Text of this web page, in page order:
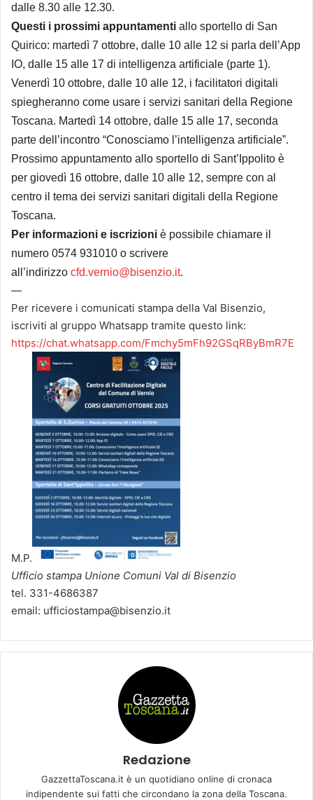
dalle 8.30 alle 12.30.
Questi i prossimi appuntamenti allo sportello di San
Quirico: martedì 7 ottobre, dalle 10 alle 12 si parla dell’App
IO, dalle 15 alle 17 di intelligenza artificiale (parte 1).
Venerdì 10 ottobre, dalle 10 alle 12, i facilitatori digitali
spiegheranno come usare i servizi sanitari della Regione
Toscana. Martedì 14 ottobre, dalle 15 alle 17, seconda
parte dell’incontro “Conosciamo l’intelligenza artificiale”.
Prossimo appuntamento allo sportello di Sant’Ippolito è
per giovedì 16 ottobre, dalle 10 alle 12, sempre con al
centro il tema dei servizi sanitari digitali della Regione
Toscana.
Per informazioni e iscrizioni è possibile chiamare il
numero 0574 931010 o scrivere
all’indirizzo cfd.vernio@bisenzio.it.
—
Per ricevere i comunicati stampa della Val Bisenzio,
iscriviti al gruppo Whatsapp tramite questo link:
https://chat.whatsapp.com/Fmchy5mFh92GSqRByBmR7E
M.P.
Ufficio stampa Unione Comuni Val di Bisenzio
tel. 331-4686387
email: ufficiostampa@bisenzio.it
Redazione
GazzettaToscana.it è un quotidiano online di cronaca
indipendente sui fatti che circondano la zona della Toscana.